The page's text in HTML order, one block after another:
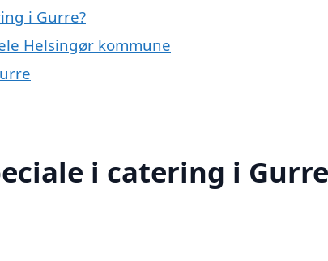
i Gurre?
Helsingør kommune
i catering i Gurre